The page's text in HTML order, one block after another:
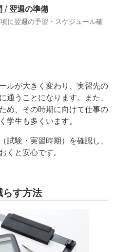
/ 翌週の準備
に翌週の予習・スケジュール確
ルが大きく変わり、実習先の
うことになります。また、
め、その時期に向けて仕事の
学生も多くいます。
試験・実習時期）を確認し、
くと安心です。
す方法